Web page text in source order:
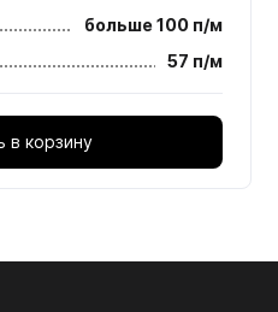
больше 100 п/м
57 п/м
в корзину